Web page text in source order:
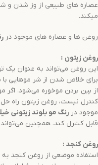
عصاره های طبیعی از وز شدن و
میکند.
روغن ها و عصاره های موجود در
روغن زیتون :
این روغن می‌تواند به عنوان یک
برای خلاص شدن از شر موهایی
از بین بردن موخوره می‌شود.
کنترل نیست، روغن زیتون راه
موجود در رنگ مو بلوند زیتونی
قابل کنترل کند. همچنین
روغن کنجد :
استفاده موضعی از روغن کنجد